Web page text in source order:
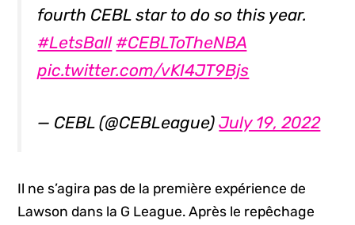
fourth CEBL star to do so this year.
#LetsBall #CEBLToTheNBA
pic.twitter.com/vKI4JT9Bjs
— CEBL (@CEBLeague)July 19, 2022
Il ne s’agira pas de la première expérience de
Lawson dans la G League. Après le repêchage